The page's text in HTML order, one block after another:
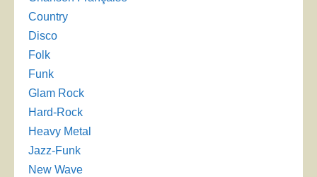
Country
Disco
Folk
Funk
Glam Rock
Hard-Rock
Heavy Metal
Jazz-Funk
New Wave